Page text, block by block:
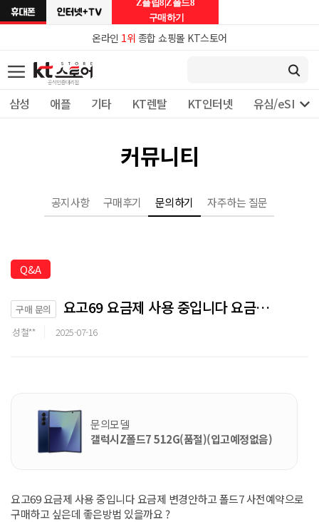
온라인 1위 종합 쇼핑몰 KT스토어
삼성 애플 기타 KT렌탈 KT인터넷 유심/eSIM 개

Z플립8|Z폴드8
구매하기
커뮤니티
공지사항 구매후기 문의하기 자주하는 질문
Q&A
구매 문의 요고69 요금제 사용 중입니다 요금제 변경안하고 폴드7 사전예약으로 구매하고 싶은데 좋은방법 있을까요 ?
성철** 2025-07-16
문의모델
갤럭시Z폴드7 512G(품절)(입고예정없음)
요고69 요금제 사용 중입니다 요금제 변경안하고 폴드7 사전예약으로
구매하고 싶은데 좋은방법 있을까요 ?